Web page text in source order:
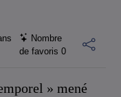
Nombre
de favoris 0
» mené